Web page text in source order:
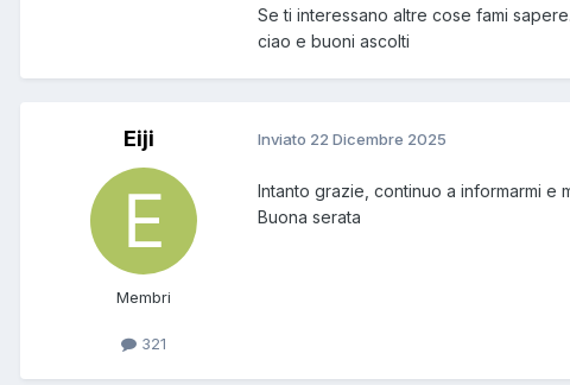
Se ti interessano altre cose fami sapere.
ciao e buoni ascolti
Eiji
Membri
321
Inviato 22 Dicembre 2025
Intanto grazie, continuo a informarmi e
Buona serata